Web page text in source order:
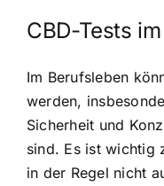
CBD-Tests
Im Berufsleben
werden,
Sicherheit und
sind. Es ist wichtig
in der Regel nicht